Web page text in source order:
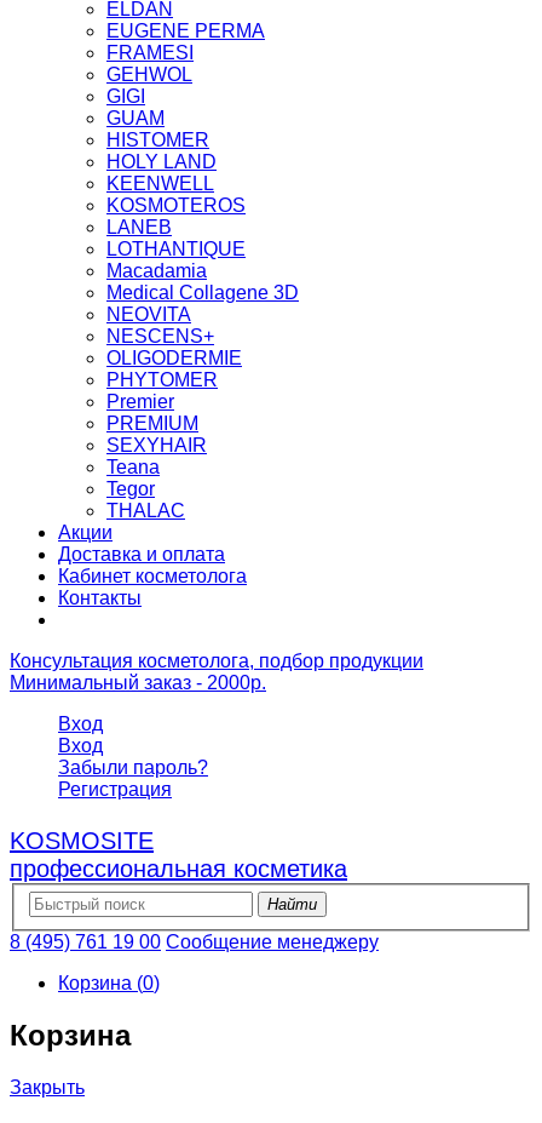
ELDAN
EUGENE PERMA
FRAMESI
GEHWOL
GIGI
GUAM
HISTOMER
HOLY LAND
KEENWELL
KOSMOTEROS
LANEB
LOTHANTIQUE
Macadamia
Medical Collagene 3D
NEOVITA
NESCENS+
OLIGODERMIE
PHYTOMER
Premier
PREMIUM
SEXYHAIR
Teana
Tegor
THALAC
Акции
Доставка и оплата
Кабинет косметолога
Контакты
Консультация косметолога, подбор продукции
Минимальный заказ - 2000р.
Вход
Вход
Забыли пароль?
Регистрация
KOSMOSITE
профессиональная косметика
Найти
8 (495) 761 19 00 Сообщение менеджеру
Корзина (0)
Корзина
Закрыть